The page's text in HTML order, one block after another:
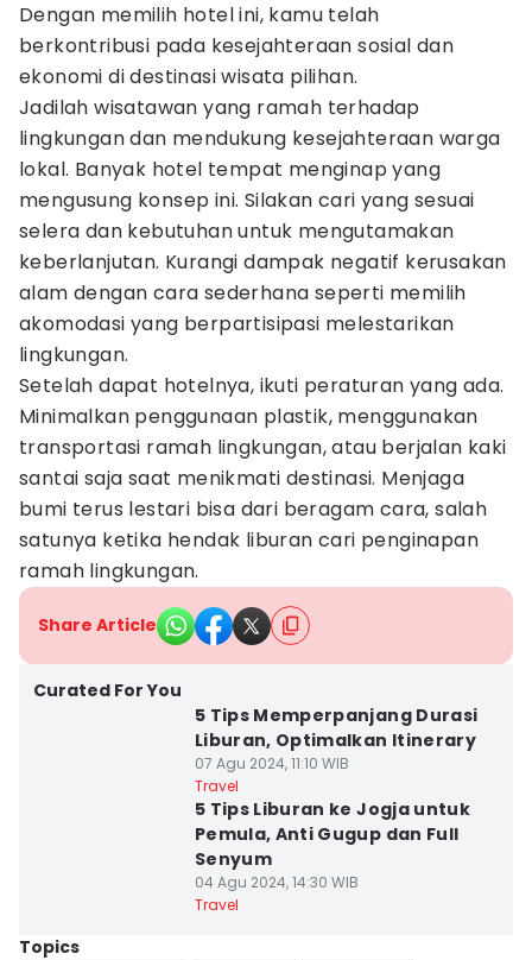
Dengan memilih hotel ini, kamu telah
berkontribusi pada kesejahteraan sosial dan
ekonomi di destinasi wisata pilihan.
Jadilah wisatawan yang ramah terhadap
lingkungan dan mendukung kesejahteraan warga
lokal. Banyak hotel tempat menginap yang
mengusung konsep ini. Silakan cari yang sesuai
selera dan kebutuhan untuk mengutamakan
keberlanjutan. Kurangi dampak negatif kerusakan
alam dengan cara sederhana seperti memilih
akomodasi yang berpartisipasi melestarikan
lingkungan.
Setelah dapat hotelnya, ikuti peraturan yang ada.
Minimalkan penggunaan plastik, menggunakan
transportasi ramah lingkungan, atau berjalan kaki
santai saja saat menikmati destinasi. Menjaga
bumi terus lestari bisa dari beragam cara, salah
satunya ketika hendak liburan cari penginapan
ramah lingkungan.
Share Article
Curated For You
5 Tips Memperpanjang Durasi
Liburan, Optimalkan Itinerary
07 Agu 2024, 11:10 WIB
Travel
5 Tips Liburan ke Jogja untuk
Pemula, Anti Gugup dan Full
Senyum
04 Agu 2024, 14:30 WIB
Travel
Topics